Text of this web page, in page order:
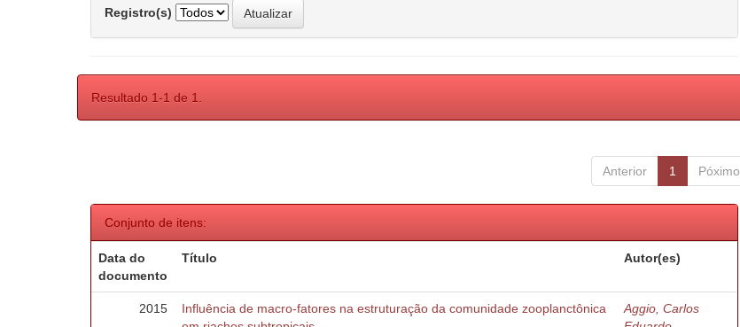
Registro(s)
Resultado 1-1 de 1.
Anterior 1 Póximo
Conjunto de itens:
Data do
documento
Título Autor(es)
2015
Influência de macro-fatores na estruturação da comunidade zooplanctônica
Aggio, Carlos